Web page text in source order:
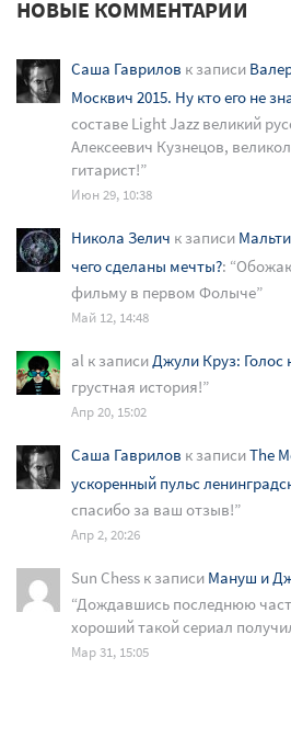
НОВЫЕ КОММЕНТАРИИ
Саша Гаврилов к записи
Москвич 2015. Ну кто его не
составе Light Jazz великий
Алексеевич Кузнецов,
гитарист!”
Июн 29, 10:38
Никола Зелич к записи
чего сделаны мечты?: “
фильму в первом Фолыче”
Май 12, 14:48
al к записиДжули Круз: Голос
грустная история!”
Апр 20, 15:02
Саша Гаврилов к записиThe
ускоренный пульс
спасибо за ваш отзыв!”
Апр 2, 20:26
Sun Chess к записи Мануш и
“Дождавшись последнюю
хороший такой сериал
Мар 31, 15:05